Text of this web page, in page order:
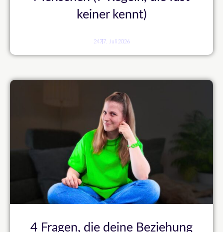
keiner kennt)
247 7. Juli 2026
4 Fragen, die deine Beziehung